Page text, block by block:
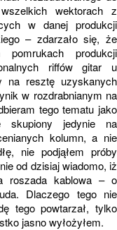
wektorach z
w danej produkcji
– zdarzało się, że
produkcji
riffów gitar u
na resztę uzyskanych
w rozdrabnianym na
tego tematu jako
skupiony jedynie na
kolumn, a nie
nie podjąłem próby
od dzisiaj wiadomo, iż
roszada kablowa – o
Dlaczego tego nie
tego powtarzał, tylko
jasno wyłożyłem.